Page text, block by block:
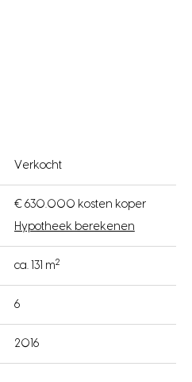
Verkocht
€ 630.000 kosten koper
Hypotheek berekenen
ca. 131 m2
6
2016